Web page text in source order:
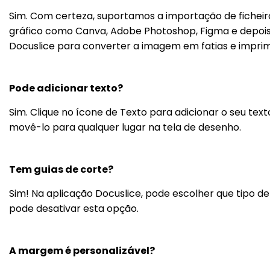
Sim. Com certeza, suportamos a importação de
gráfico como Canva, Adobe Photoshop, Figma e
Docuslice para converter a imagem em fatias e
Pode adicionar texto?
Sim. Clique no ícone de Texto para adicionar o seu
movê-lo para qualquer lugar na tela de desenho.
Tem guias de corte?
Sim! Na aplicação Docuslice, pode escolher que tipo
pode desativar esta opção.
A margem é personalizável?